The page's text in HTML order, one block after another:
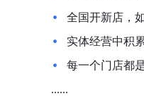
全国开新店，
实体经营中积
每一个门店都
......